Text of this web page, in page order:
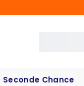
Seconde Chance